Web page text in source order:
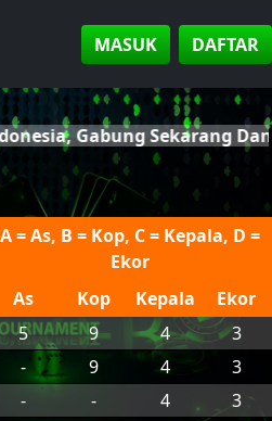
MASUK DAFTAR
Gabung Sekarang
A = As, B = Kop, C = Kepala, D =
Ekor
As
Kop Kepala
Ekor
5 9 4
3
- 9 4
3
- - 4 3